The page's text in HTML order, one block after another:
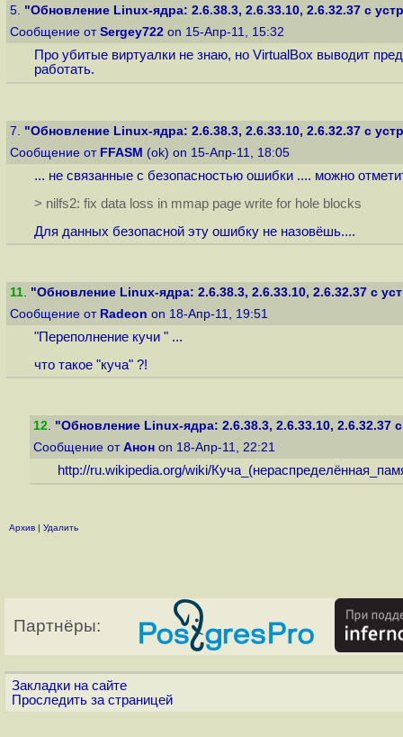
5. "Обновление Linux-ядра: 2.6.38.3, 2.6.33.10, 2.6.32.37 с
Сообщение от Sergey722 on 15-Апр-11, 15:32
Про убитые виртуалки не знаю, но VirtualBox выводит
работать.
7. "Обновление Linux-ядра: 2.6.38.3, 2.6.33.10, 2.6.32.37 с
Сообщение от FFASM (ok) on 15-Апр-11, 18:05
... не связанные с безопасностью ошибки .... можно
> nilfs2: fix data loss in mmap page write for hole blocks
Для данных безопасной эту ошибку не назовёшь....
11. "Обновление Linux-ядра: 2.6.38.3, 2.6.33.10, 2.6.32.37 с
Сообщение от Radeon on 18-Апр-11, 19:51
"Переполнение кучи " ...
что такое "куча" ?!
12. "Обновление Linux-ядра: 2.6.38.3, 2.6.33.10, 2.6.32.37
Сообщение от Анон on 18-Апр-11, 22:21
http://ru.wikipedia.org/wiki/
Архив | Удалить
Партнёры:
Закладки на сайте
Проследить за страницей